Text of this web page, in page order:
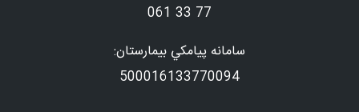
77 33 061
سامانه پيامكي بيمارستان:
500016133770094